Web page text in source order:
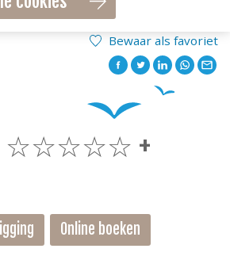
Bewaar als favoriet
Online boeken